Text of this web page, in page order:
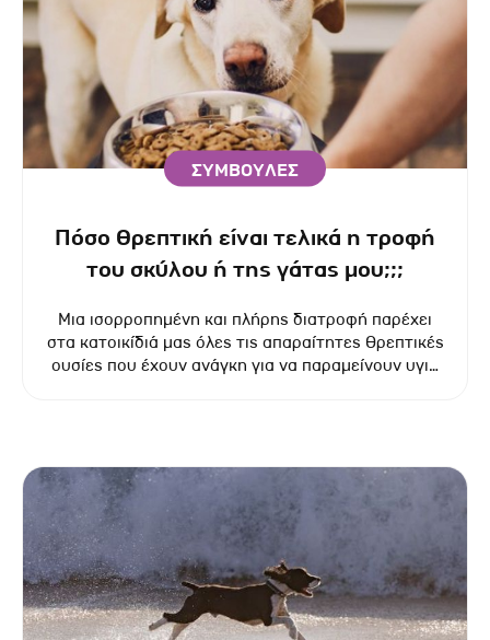
ΣΥΜΒΟΥΛΕΣ
Πόσο θρεπτική είναι τελικά η τροφή
του σκύλου ή της γάτας μου;;;
Μια ισορροπημένη και πλήρης διατροφή παρέχει
στα κατοικίδιά μας όλες τις απαραίτητες θρεπτικές
ουσίες που έχουν ανάγκη για να παραμείνουν υγιή